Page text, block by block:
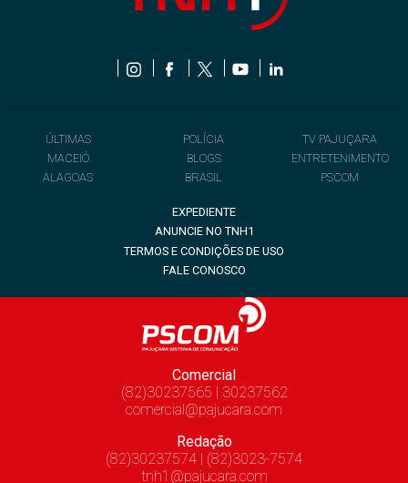
ÚLTIMAS
MACEIÓ
ALAGOAS
POLÍCIA
BLOGS
BRASIL
TV PAJUÇARA
ENTRETENIMENTO
PSCOM
EXPEDIENTE
ANUNCIE NO TNH1
TERMOS E CONDIÇÕES DE USO
FALE CONOSCO
Comercial
(82)30237565 | 30237562
comercial@pajucara.com
Redação
(82)30237574 | (82)3023-7574
tnh1@pajucara.com